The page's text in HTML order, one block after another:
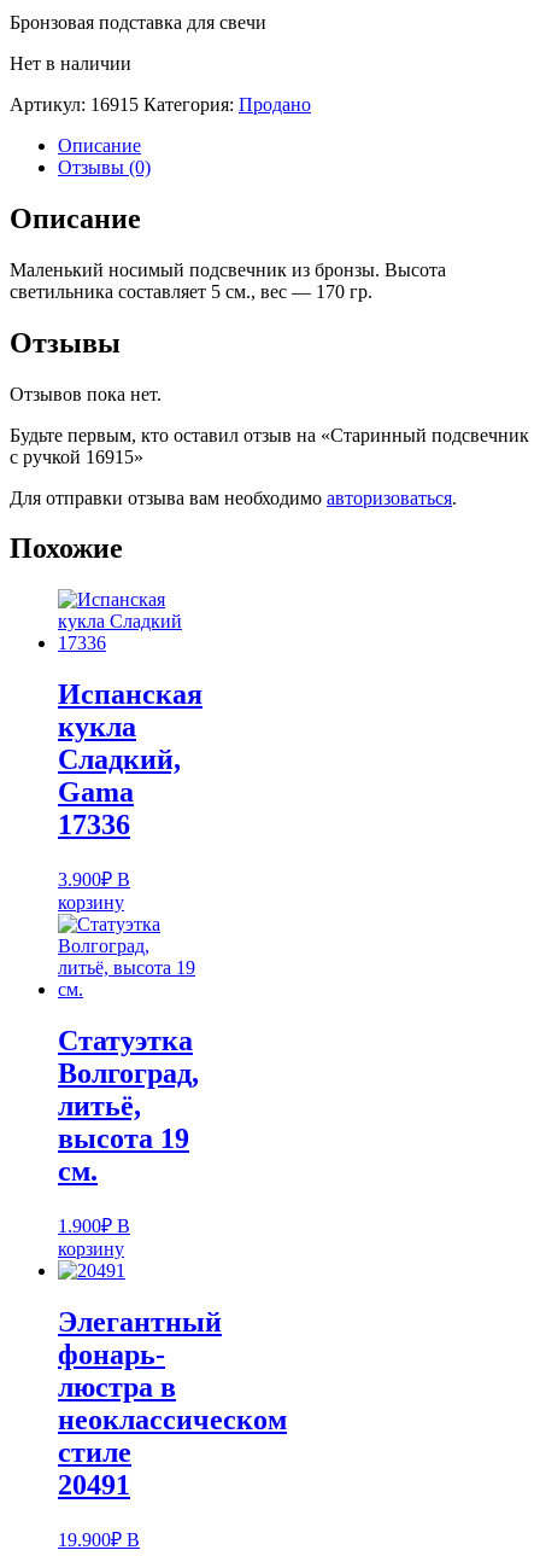
Бронзовая подставка для свечи
Нет в наличии
Артикул: 16915 Категория: Продано
Описание
Отзывы (0)
Описание
Маленький носимый подсвечник из бронзы. Высота
светильника составляет 5 см., вес — 170 гр.
Отзывы
Отзывов пока нет.
Будьте первым, кто оставил отзыв на «Старинный подсвечник
с ручкой 16915»
Для отправки отзыва вам необходимо авторизоваться.
Похожие
Испанская
кукла
Cладкий,
Gama
17336
3.900₽ В
корзину
Статуэтка
Волгоград,
литьё,
высота 19
см.
1.900₽ В
корзину
Элегантный
фонарь-
люстра в
неоклассическом
стиле
20491
19.900₽ В